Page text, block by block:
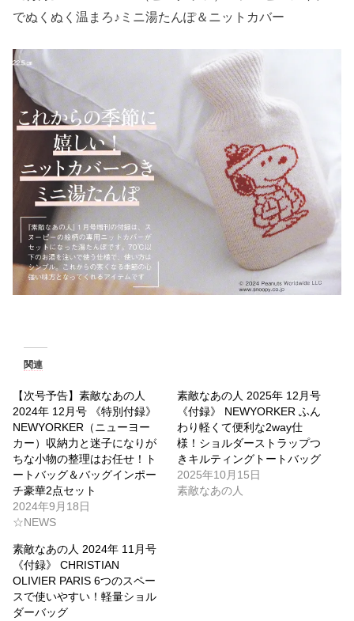
でぬくぬく温まろ♪ミニ湯たんぽ＆ニットカバー
関連
【次号予告】素敵なあの人
2024年 12月号 《特別付録》
NEWYORKER（ニューヨー
カー）収納力と迷子になりが
ちな小物の整理はお任せ！ト
ートバッグ＆バッグインポー
チ豪華2点セット
2024年9月18日
☆NEWS
素敵なあの人 2025年 12月号
《付録》 NEWYORKER ふん
わり軽くて便利な2way仕
様！ショルダーストラップつ
きキルティングトートバッグ
2025年10月15日
素敵なあの人
素敵なあの人 2024年 11月号
《付録》 CHRISTIAN
OLIVIER PARIS 6つのスペー
スで使いやすい！軽量ショル
ダーバッグ